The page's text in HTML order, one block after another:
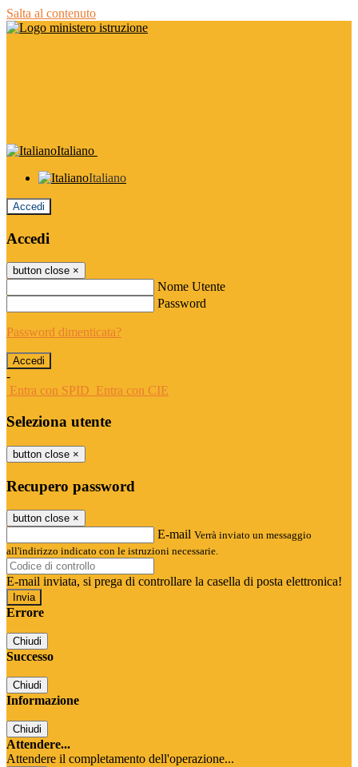
Salta al contenuto
Italiano
Italiano
Accedi
Accedi
button close ×
Nome Utente
Password
Password dimenticata?
-
Entra con SPID Entra con CIE
Seleziona utente
button close ×
Recupero password
button close ×
E-mail Verrà inviato un messaggio
all'indirizzo indicato con le istruzioni necessarie.
E-mail inviata, si prega di controllare la casella di posta elettronica!
Errore
Chiudi
Successo
Chiudi
Informazione
Chiudi
Attendere...
Attendere il completamento dell'operazione...